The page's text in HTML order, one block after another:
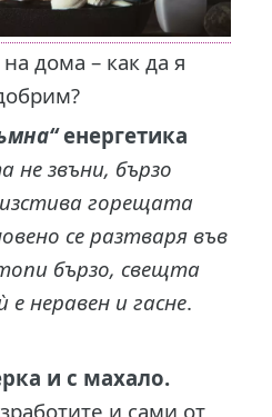
дома – как да я
енергетика
не звъни, бързо
горещата
се разтваря във
бързо, свещта
неравен и гасне.
и с махало.
и сами от